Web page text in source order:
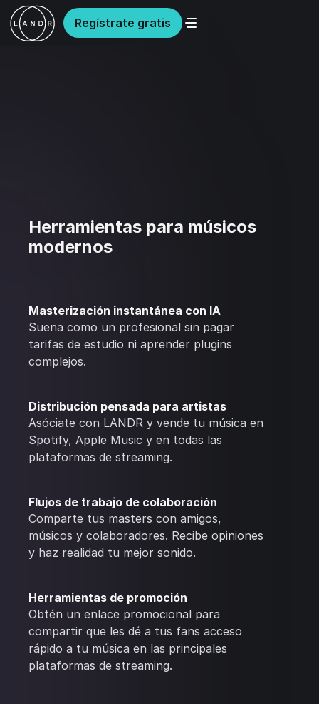
Regístrate gratis
Herramientas para músicos
modernos
Masterización instantánea con IA
Suena como un profesional sin pagar
tarifas de estudio ni aprender plugins
complejos.
Distribución pensada para artistas
Asóciate con LANDR y vende tu música en
Spotify, Apple Music y en todas las
plataformas de streaming.
Flujos de trabajo de colaboración
Comparte tus masters con amigos,
músicos y colaboradores. Recibe opiniones
y haz realidad tu mejor sonido.
Herramientas de promoción
Obtén un enlace promocional para
compartir que les dé a tus fans acceso
rápido a tu música en las principales
plataformas de streaming.